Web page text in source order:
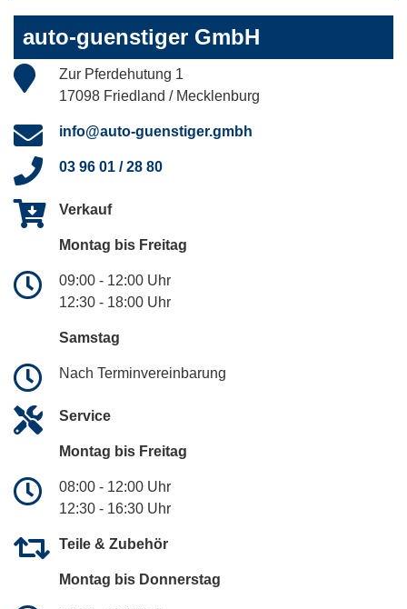
auto-guenstiger GmbH
Zur Pferdehutung 1
17098 Friedland / Mecklenburg
info@auto-guenstiger.gmbh
03 96 01 / 28 80
Verkauf
Montag bis Freitag
09:00 - 12:00 Uhr
12:30 - 18:00 Uhr
Samstag
Nach Terminvereinbarung
Service
Montag bis Freitag
08:00 - 12:00 Uhr
12:30 - 16:30 Uhr
Teile & Zubehör
Montag bis Donnerstag